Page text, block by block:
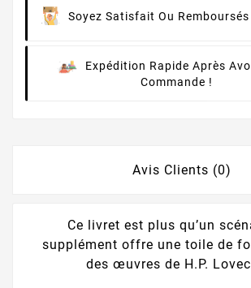
Soyez Satisfait Ou Remboursés
Expédition Rapide Après
Commande !
Avis Clients (0)
Ce livret est plus qu’un
supplément offre une toile de
des œuvres de H.P.